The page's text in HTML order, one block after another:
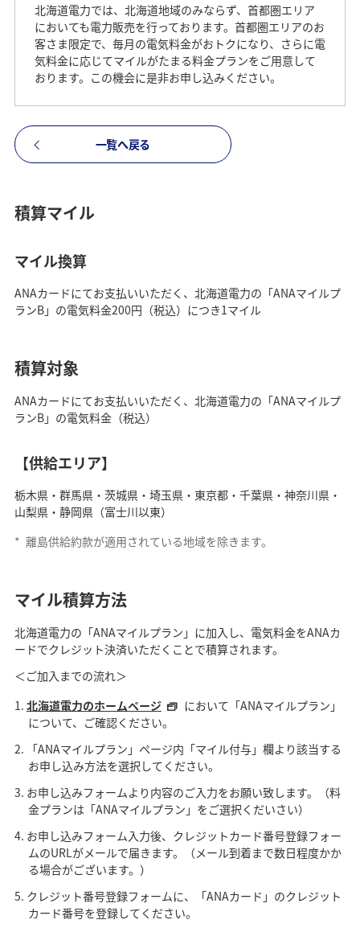
北海道電力では、北海道地域のみならず、首都圏エリア
においても電力販売を行っております。首都圏エリアのお
客さま限定で、毎月の電気料金がおトクになり、さらに電
気料金に応じてマイルがたまる料金プランをご用意して
おります。この機会に是非お申し込みください。
一覧へ戻る
積算マイル
マイル換算
ANAカードにてお支払いいただく、北海道電力の「ANAマイルプ
ランB」の電気料金200円（税込）につき1マイル
積算対象
ANAカードにてお支払いいただく、北海道電力の「ANAマイルプ
ランB」の電気料金（税込）
【供給エリア】
栃木県・群馬県・茨城県・埼玉県・東京都・千葉県・神奈川県・
山梨県・静岡県（富士川以東）
* 離島供給約款が適用されている地域を除きます。
マイル積算方法
北海道電力の「ANAマイルプラン」に加入し、電気料金をANAカ
ードでクレジット決済いただくことで積算されます。
＜ご加入までの流れ＞
北海道電力のホームページ
において「ANAマイルプラン」
について、ご確認ください。
「ANAマイルプラン」ページ内「マイル付与」欄より該当する
お申し込み方法を選択してください。
お申し込みフォームより内容のご入力をお願い致します。（料
金プランは「ANAマイルプラン」をご選択くだいさい）
お申し込みフォーム入力後、クレジットカード番号登録フォー
ムのURLがメールで届きます。（メール到着まで数日程度かか
る場合がございます。）
クレジット番号登録フォームに、「ANAカード」のクレジット
カード番号を登録してください。